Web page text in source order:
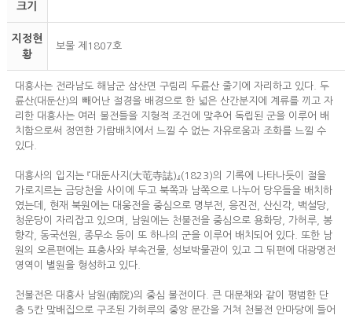
크기
지정현
황
보물 제1807호
대흥사는 전라남도 해남군 삼산면 구림리 두륜산 줄기에 자리하고 있다. 두
륜산(대둔산)의 빼어난 절경을 배경으로 한 넓은 산간분지에 계류를 끼고 자
리한 대흥사는 여러 불전들을 지형적 조건에 맞추어 독립된 군을 이루어 배
치함으로써 정연한 가람배치에서 느낄 수 없는 자유로움과 조화를 느낄 수
있다.
대흥사의 입지는 『대둔사지(大芚寺誌)』(1823)의 기록에 나타나듯이 절을
가로지르는 금당천을 사이에 두고 북쪽과 남쪽으로 나누어 당우들을 배치하
였는데, 현재 북원에는 대웅전을 중심으로 명부전, 응진전, 산신각, 백설당,
청운당이 자리잡고 있으며, 남원에는 천불전을 중심으로 용화당, 가허루, 봉
향각, 동국선원, 종무소 등이 또 하나의 군을 이루어 배치되어 있다. 또한 남
원의 오른편에는 표충사와 부속건물, 성보박물관이 있고 그 뒤편에 대광명전
영역이 별원을 형성하고 있다.
천불전은 대흥사 남원(南院)의 중심 불전이다. 큰 대문채와 같이 평범한 단
층 5칸 맞배집으로 구조된 가허루의 중앙 문간을 거쳐 천불전 안마당에 들어